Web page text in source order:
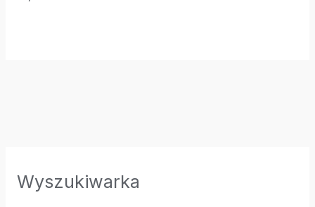
Wyszukiwarka